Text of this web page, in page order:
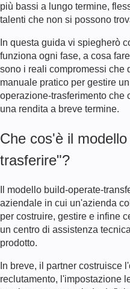
più bassi a lungo termine,
talenti che non si possono
In questa guida vi spiegherò
funziona ogni fase, a cosa
sono i reali compromessi che
manuale pratico per gestire
operazione-trasferimento che
una rendita a breve termine.
Che cos'è il
trasferire"?
Il modello build-operate-
aziendale in cui un'azienda
per costruire, gestire e infine
un centro di assistenza
prodotto.
In breve, il partner costruisce
reclutamento, l'impostazione